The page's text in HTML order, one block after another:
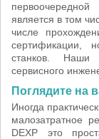
является в том
числе
сертификации,
станков. Наши
сервисного
Поглядите на
Иногда
малозатратное
DEXP это